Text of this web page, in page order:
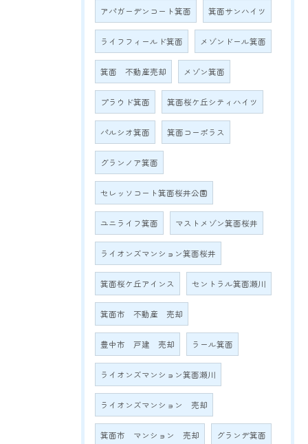
アパガーデンコート箕面 箕面サンハイツ
ライフフィールド箕面 メゾンドール箕面
箕面 不動産売却 メゾン箕面
プラウド箕面 箕面桜ケ丘シティハイツ
パルシオ箕面 箕面コーポラス
グランノア箕面
セレッソコート箕面桜井公園
ユニライフ箕面 マストメゾン箕面桜井
ライオンズマンション箕面桜井
箕面桜ケ丘アインス セントラル箕面瀬川
箕面市 不動産 売却
豊中市 戸建 売却 ラール箕面
ライオンズマンション箕面瀬川
ライオンズマンション 売却
箕面市 マンション 売却 グランデ箕面